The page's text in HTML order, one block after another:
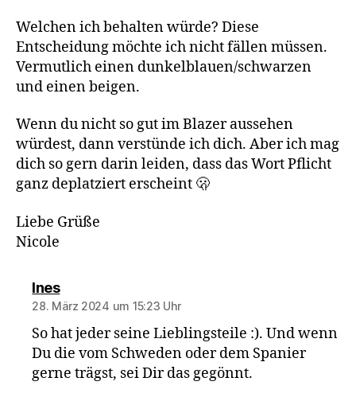
Welchen ich behalten würde? Diese
Entscheidung möchte ich nicht fällen müssen.
Vermutlich einen dunkelblauen/schwarzen
und einen beigen.
Wenn du nicht so gut im Blazer aussehen
würdest, dann verstünde ich dich. Aber ich mag
dich so gern darin leiden, dass das Wort Pflicht
ganz deplatziert erscheint 🫢
Liebe Grüße
Nicole
Inessagt:
28. März 2024 um 15:23 Uhr
So hat jeder seine Lieblingsteile :). Und wenn
Du die vom Schweden oder dem Spanier
gerne trägst, sei Dir das gegönnt.